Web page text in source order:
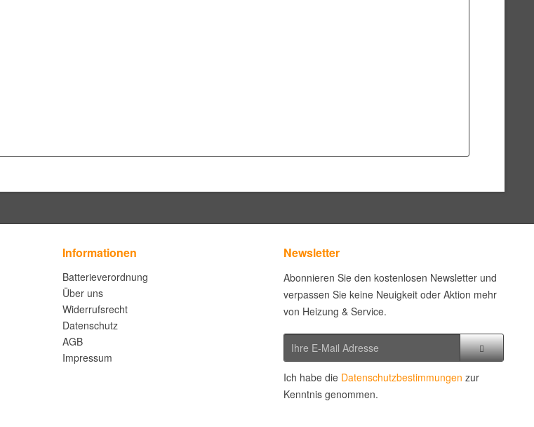
Informationen
Batterieverordnung
Über uns
Widerrufsrecht
Datenschutz
AGB
Impressum
Newsletter
Abonnieren Sie den kostenlosen Newsletter und
verpassen Sie keine Neuigkeit oder Aktion mehr
von Heizung & Service.
Ich habe die Datenschutzbestimmungen zur
Kenntnis genommen.